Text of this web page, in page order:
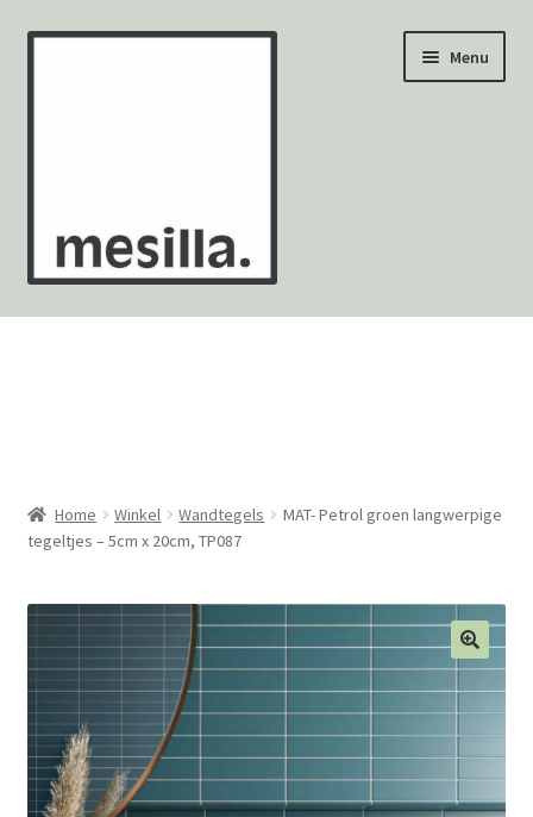
Ga
Ga
Menu
Wandtegels
Mozaïekvellen
Home Winkel Wandtegels
MAT- Petrol groen langwerpige
tegeltjes – 5cm x 20cm, TP087